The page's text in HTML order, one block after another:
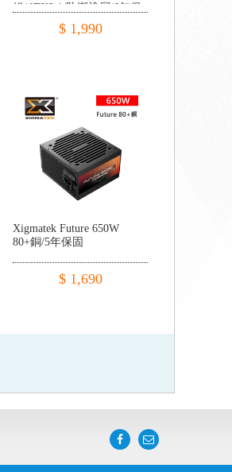
組/ATX3.1/防潮塗層/6年保
$ 1,990
Xigmatek Future 650W
80+銅/5年保固
$ 1,690